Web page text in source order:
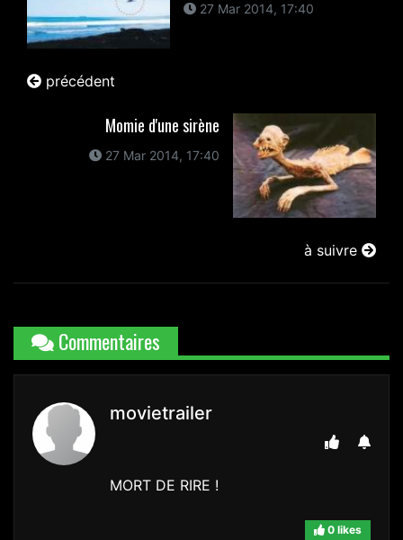
27 Mar 2014, 17:40
précédent
Momie d'une sirène
27 Mar 2014, 17:40
à suivre
Commentaires
movietrailer
MORT DE RIRE !
0 likes